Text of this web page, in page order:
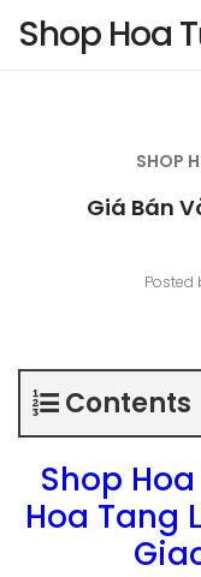
Shop Hoa
SHOP
Giá Bán
Posted
Contents
Shop
Hoa Tang